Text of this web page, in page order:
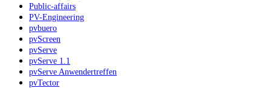
Public-affairs
PV-Engineering
pvbuero
pvScreen
pvServe
pvServe 1.1
pvServe Anwendertreffen
pvTector